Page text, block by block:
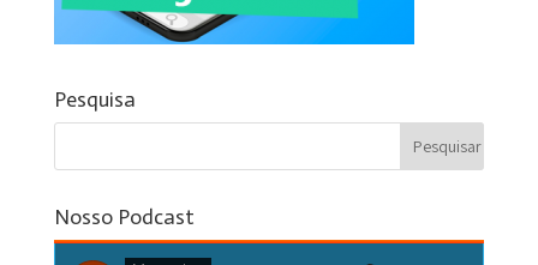
Pesquisa
Nosso Podcast